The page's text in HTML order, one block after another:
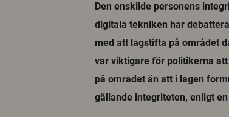
Den enskilde personens
digitala tekniken har
med att lagstifta på området
var viktigare för politikerna
på området än att i lagen
gällande integriteten, enligt